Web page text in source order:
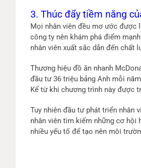
3. Thúc đẩy tiềm năng
Mọi nhân viên đều mơ ước
công ty nên khám phá điểm
nhân viên xuất sắc dẫn đến chất
Thương hiệu đồ ăn nhanh
đầu tư 36 triệu bảng Anh mỗi
Kể từ khi chương trình này được
Tuy nhiên đầu tư phát triển nhân
nhân viên tìm kiếm những cơ hội
nhiều yếu tố để tạo nên môi